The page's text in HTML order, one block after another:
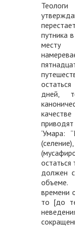
путника
месту
дней,
‘Умара:
должен
времени
то [до